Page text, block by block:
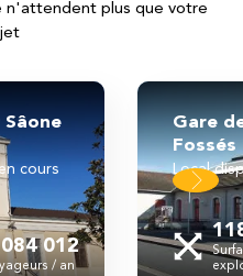
n'attendent plus que votre
Sâone
cours
012
/ an
Gare
local